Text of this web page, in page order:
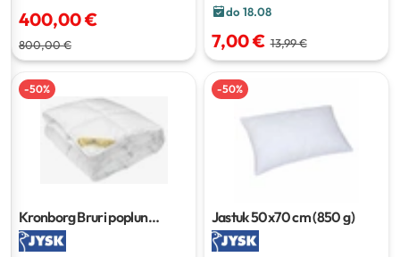
400,00 €
800,00 €
do 18.08
7,00 € 13,99 €
-50%
Kronborg Bruri poplun
135x200 cm
-50%
Jastuk50x70 cm (850 g)